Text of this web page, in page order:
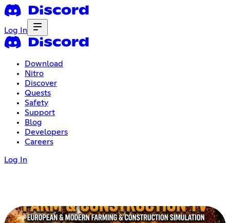
Log In
Download
Nitro
Discover
Quests
Safety
Support
Blog
Developers
Careers
Log In